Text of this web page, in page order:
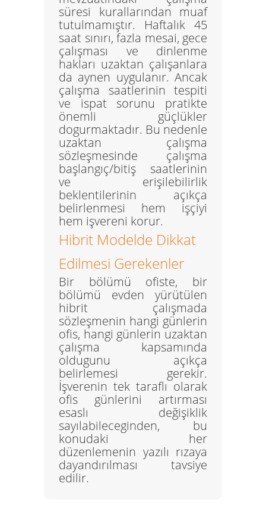
süresi kurallarından muaf
tutulmamıştır. Haftalık 45
saat sınırı, fazla mesai, gece
çalışması ve dinlenme
hakları uzaktan çalışanlara
da aynen uygulanır. Ancak
çalışma saatlerinin tespiti
ve ispat sorunu pratikte
önemli güçlükler
dogurmaktadır. Bu nedenle
uzaktan çalışma
sözleşmesinde çalışma
başlangıç/bitiş saatlerinin
ve erişilebilirlik
beklentilerinin açıkça
belirlenmesi hem işçiyi
hem işvereni korur.
Hibrit Modelde Dikkat
Edilmesi Gerekenler
Bir bölümü ofiste, bir
bölümü evden yürütülen
hibrit çalışmada
sözleşmenin hangi günlerin
ofis, hangi günlerin uzaktan
çalışma kapsamında
oldugunu açıkça
belirlemesi gerekir.
İşverenin tek taraflı olarak
ofis günlerini artırması
esaslı değişiklik
sayılabileceginden, bu
konudaki her
düzenlemenin yazılı rızaya
dayandırılması tavsiye
edilir.